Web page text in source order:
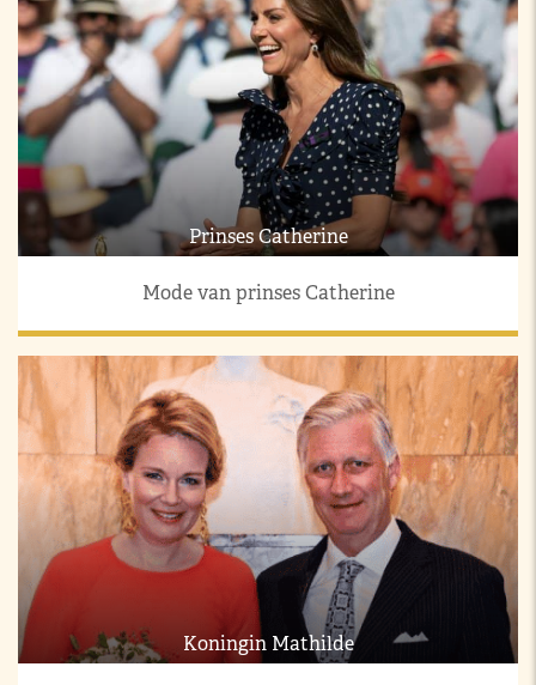
Prinses Catherine
Mode van prinses Catherine
Koningin Mathilde